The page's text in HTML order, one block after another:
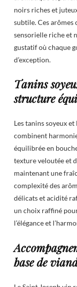
noirs riches et
subtile. Ces
sensorielle riche et
gustatif où chaque
d’exception.
Tanins
structure
Les tanins soyeux
combinent
équilibrée en
texture veloutée et
maintenant une
complexité des
délicats et acidité
un choix raffiné
l’élégance et
base de